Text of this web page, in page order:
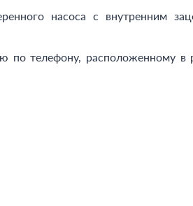
насоса с внутренним
по телефону, расположенному в